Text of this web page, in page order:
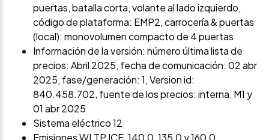
puertas, batalla corta, volante al lado izquierdo,
código de plataforma: EMP2, carrocería & puertas
(local): monovolumen compacto de 4 puertas
Información de la versión: número última lista de
precios: Abril 2025, fecha de comunicación: 02 abr
2025, fase/generación: 1, Version id:
840.458.702, fuente de los precios: interna, M1 y
01 abr 2025
Sistema eléctrico 12
Emisiones WLTP ICE, 140,0, 135,0 y 160,0